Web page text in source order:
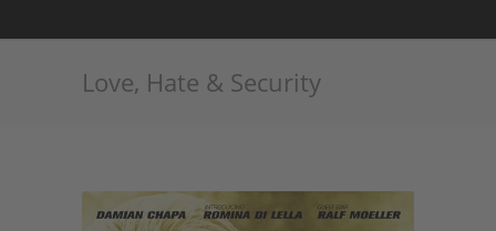
Love, Hate & Security